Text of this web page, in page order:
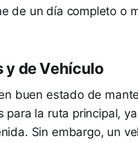
de un día completo o
y de Vehículo
buen estado de
para la ruta principal,
Sin embargo, un